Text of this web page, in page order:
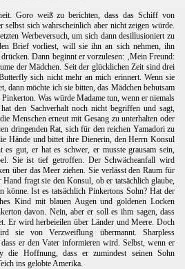
Goro weiß zu berichten, dass das Schiff von
sich wahrscheinlich aber nicht zeigen würde.
Werbeversuch, um sich dann desillusioniert zu
Brief vorliest, will sie ihn an sich nehmen, ihn
Dann beginnt er vorzulesen: ‚Mein Freund:
der Mädchen. Seit der glücklichen Zeit sind drei
sich nicht mehr an mich erinnert. Wenn sie
dann möchte ich sie bitten, das Mädchen behutsam
Was würde Madame tun, wenn er niemals
den Sachverhalt noch nicht begriffen und sagt,
Menschen erneut mit Gesang zu unterhalten oder
dringenden Rat, sich für den reichen Yamadori zu
Hände und bittet ihre Dienerin, den Herrn Konsul
es gut, er hat es schwer, er musste grausam sein,
Sie ist tief getroffen. Der Schwächeanfall wird
über das Meer ziehen. Sie verlässt den Raum für
fragt sie den Konsul, ob er tatsächlich glaube,
könne. Ist es tatsächlich Pinkertons Sohn? Hat der
Kind mit blauen Augen und goldenen Locken
davon. Nein, aber er soll es ihm sagen, dass
Er wird herbeieilen über Länder und Meere. Doch
sie von Verzweiflung übermannt. Sharpless
er den Vater informieren wird. Selbst, wenn er
die Hoffnung, dass er zumindest seinen Sohn
ins gelobte Amerika.